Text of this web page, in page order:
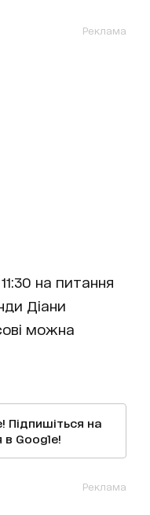
Реклама
на питання
Діани
можна
Підпишіться на
в Google!
Реклама